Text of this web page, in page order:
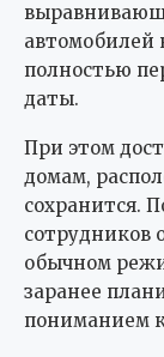
автомобилей
полностью
даты.
При этом
домам,
сохранится.
сотрудников
обычном
заранее
пониманием